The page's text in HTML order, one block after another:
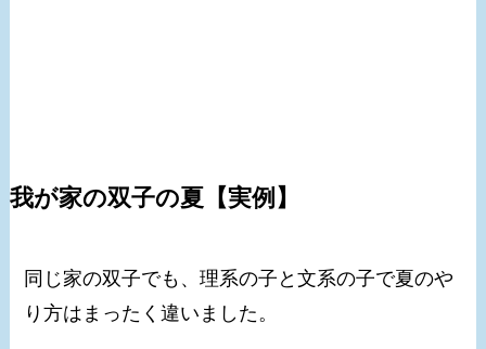
我が家の双子の夏【実例】
同じ家の双子でも、理系の子と文系の子で夏のや
り方はまったく違いました。